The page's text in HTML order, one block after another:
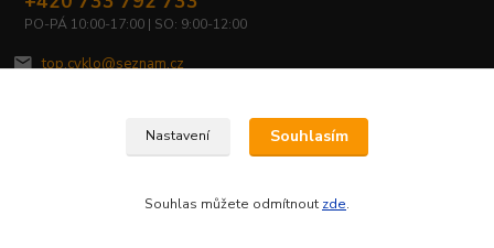
PO-PÁ 10:00-17:00 | SO: 9:00-12:00
top.cyklo@seznam.cz
Nastavení Souhlasím
Souhlas můžete odmítnout zde.